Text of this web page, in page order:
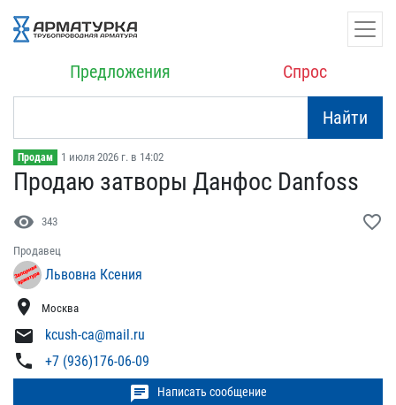
Предложения Спрос
Найти
Продам 1 июля 2026 г. в 14:02
Продаю затворы Данфос Da​nfoss
visibility 343 favorite_border
Продавец
Львовна Ксения
location_on Москва
mail kcush-ca@mail.ru
phone +7 (936)176-06-09
chat Написать сообщение